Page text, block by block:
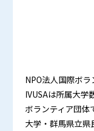
NPO法人国際ボラ
IVUSAは所属大学
ボランティア団体
大学・群馬県立県